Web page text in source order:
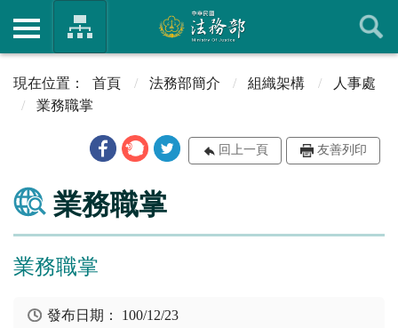
首頁 法務部簡介 組織架構
人事處
業務職掌
回上一頁 友善列印
業務職掌
業務職掌
發布日期： 100/12/23